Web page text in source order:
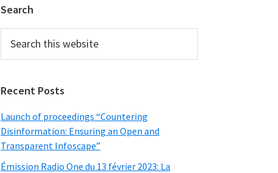
Primary
Sidebar
Search
this
Recent Posts
Launch of proceedings “Countering
Disinformation: Ensuring an Open and
Transparent Infoscape”
Émission Radio One du 13 février 2023: La